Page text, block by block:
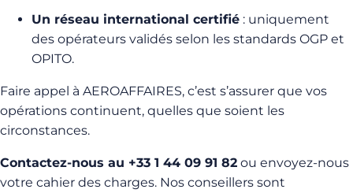
Un réseau international certifié : uniquement
des opérateurs validés selon les standards OGP et
OPITO.
Faire appel à AEROAFFAIRES, c’est s’assurer que vos
opérations continuent, quelles que soient les
circonstances.
Contactez-nous au +33 1 44 09 91 82 ou envoyez-nous
votre cahier des charges. Nos conseillers sont